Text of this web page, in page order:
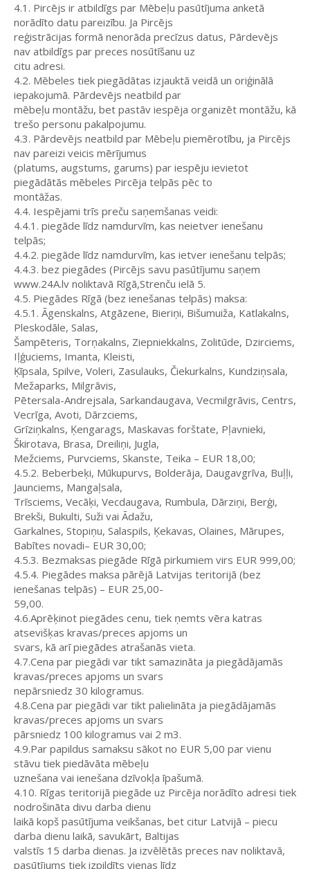
4.1. Pircējs ir atbildīgs par Mēbeļu pasūtījuma anketā
norādīto datu pareizību. Ja Pircējs
reģistrācijas formā nenorāda precīzus datus, Pārdevējs
nav atbildīgs par preces nosūtīšanu uz
citu adresi.
4.2. Mēbeles tiek piegādātas izjauktā veidā un oriģinālā
iepakojumā. Pārdevējs neatbild par
mēbeļu montāžu, bet pastāv iespēja organizēt montāžu, kā
trešo personu pakalpojumu.
4.3. Pārdevējs neatbild par Mēbeļu piemērotību, ja Pircējs
nav pareizi veicis mērījumus
(platums, augstums, garums) par iespēju ievietot
piegādātās mēbeles Pircēja telpās pēc to
montāžas.
4.4. Iespējami trīs preču saņemšanas veidi:
4.4.1. piegāde līdz namdurvīm, kas neietver ienešanu
telpās;
4.4.2. piegāde līdz namdurvīm, kas ietver ienešanu telpās;
4.4.3. bez piegādes (Pircējs savu pasūtījumu saņem
www.24A.lv noliktavā Rīgā,Strenču ielā 5.
4.5. Piegādes Rīgā (bez ienešanas telpās) maksa:
4.5.1. Āgenskalns, Atgāzene, Bieriņi, Bišumuiža, Katlakalns,
Pleskodāle, Salas,
Šampēteris, Torņakalns, Ziepniekkalns, Zolitūde, Dzirciems,
Iļģuciems, Imanta, Kleisti,
Ķīpsala, Spilve, Voleri, Zasulauks, Čiekurkalns, Kundziņsala,
Mežaparks, Milgrāvis,
Pētersala-Andrejsala, Sarkandaugava, Vecmilgrāvis, Centrs,
Vecrīga, Avoti, Dārzciems,
Grīziņkalns, Ķengarags, Maskavas forštate, Pļavnieki,
Škirotava, Brasa, Dreiliņi, Jugla,
Mežciems, Purvciems, Skanste, Teika – EUR 18,00;
4.5.2. Beberbeķi, Mūkupurvs, Bolderāja, Daugavgrīva, Buļļi,
Jaunciems, Mangaļsala,
Trīsciems, Vecāķi, Vecdaugava, Rumbula, Dārziņi, Berģi,
Brekši, Bukulti, Suži vai Ādažu,
Garkalnes, Stopiņu, Salaspils, Ķekavas, Olaines, Mārupes,
Babītes novadi– EUR 30,00;
4.5.3. Bezmaksas piegāde Rīgā pirkumiem virs EUR 999,00;
4.5.4. Piegādes maksa pārējā Latvijas teritorijā (bez
ienešanas telpās) – EUR 25,00-
59,00.
4.6.Aprēķinot piegādes cenu, tiek ņemts vēra katras
atsevišķas kravas/preces apjoms un
svars, kā arī piegādes atrašanās vieta.
4.7.Cena par piegādi var tikt samazināta ja piegādājamās
kravas/preces apjoms un svars
nepārsniedz 30 kilogramus.
4.8.Cena par piegādi var tikt palielināta ja piegādājamās
kravas/preces apjoms un svars
pārsniedz 100 kilogramus vai 2 m3.
4.9.Par papildus samaksu sākot no EUR 5,00 par vienu
stāvu tiek piedāvāta mēbeļu
uznešana vai ienešana dzīvokļa īpašumā.
4.10. Rīgas teritorijā piegāde uz Pircēja norādīto adresi tiek
nodrošināta divu darba dienu
laikā kopš pasūtījuma veikšanas, bet citur Latvijā – piecu
darba dienu laikā, savukārt, Baltijas
valstīs 15 darba dienas. Ja izvēlētās preces nav noliktavā,
pasūtījums tiek izpildīts vienas līdz